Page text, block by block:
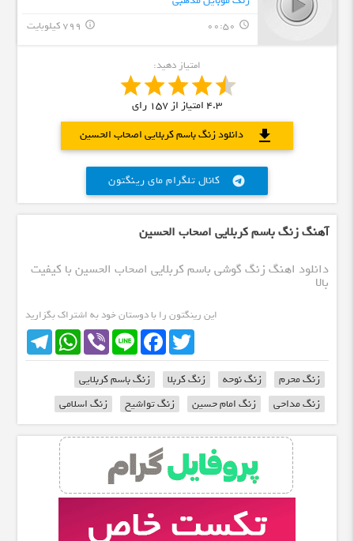
query_builder
00:50 799 کیلوبایت info_outline
امتیاز دهید:
4.3 امتیاز از157 رای
دانلود زنگ باسم کربلایی اصحاب الحسين
download
کانال تلگرام مای رینگتون telegram
آهنگ زنگ باسم کربلایی اصحاب الحسين
دانلود اهنگ زنگ گوشی باسم کربلایی اصحاب الحسين با کیفیت
بالا
این رینگتون را با دوستان خود به اشتراک بگزارید
TelegramWhatsApp Viber Line
FacebookTwitter
زنگ محرم زنگ نوحه زنگ کربلا
زنگ باسم کربلایی
زنگ مداحی
زنگ امام حسین زنگ تواشیح زنگ اسلامی